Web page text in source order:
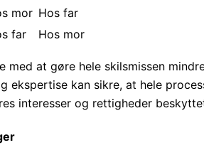
mor Hos far
far Hos mor
med at gøre hele skilsmissen
ekspertise kan sikre, at hele
interesser og rettigheder